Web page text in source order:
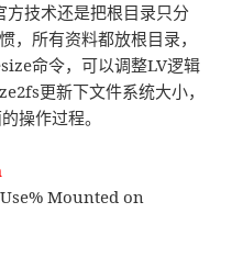
技术还是把根目录只分
，所有资料都放根目录，
命令，可以调整LV逻辑
更新下文件系统大小，
操作过程。
Mounted on